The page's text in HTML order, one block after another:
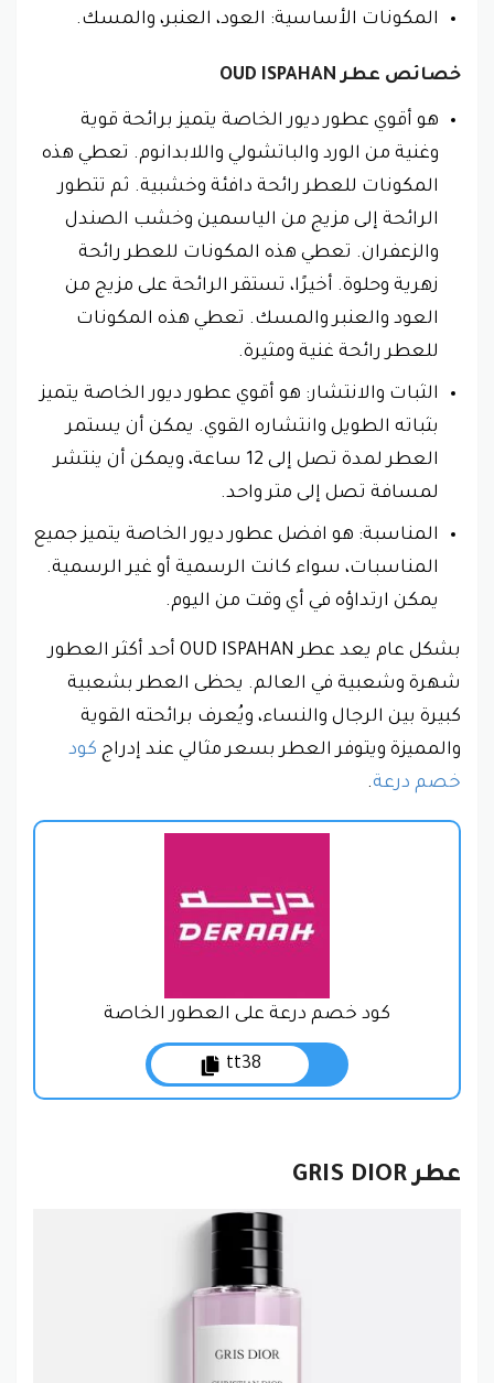
المكونات الأساسية: العود، العنبر، والمسك.
خصائص عطر OUD ISPAHAN
هو أقوي عطور ديور الخاصة يتميز برائحة قوية
وغنية من الورد والباتشولي واللابدانوم. تعطي هذه
المكونات للعطر رائحة دافئة وخشبية. ثم تتطور
الرائحة إلى مزيج من الياسمين وخشب الصندل
والزعفران. تعطي هذه المكونات للعطر رائحة
زهرية وحلوة. أخيرًا، تستقر الرائحة على مزيج من
العود والعنبر والمسك. تعطي هذه المكونات
للعطر رائحة غنية ومثيرة.
الثبات والانتشار: هو أقوي عطور ديور الخاصة يتميز
بثباته الطويل وانتشاره القوي. يمكن أن يستمر
العطر لمدة تصل إلى 12 ساعة، ويمكن أن ينتشر
لمسافة تصل إلى متر واحد.
المناسبة: هو افضل عطور ديور الخاصة يتميز جميع
المناسبات، سواء كانت الرسمية أو غير الرسمية.
يمكن ارتداؤه في أي وقت من اليوم.
بشكل عام يعد عطر OUD ISPAHAN أحد أكثر العطور
شهرة وشعبية في العالم. يحظى العطر بشعبية
كبيرة بين الرجال والنساء، ويُعرف برائحته القوية
والمميزة ويتوفر العطر بسعر مثالي عند إدراج كود
خصم درعة.
كود خصم درعة على العطور الخاصة
tt38
عطر GRIS DIOR